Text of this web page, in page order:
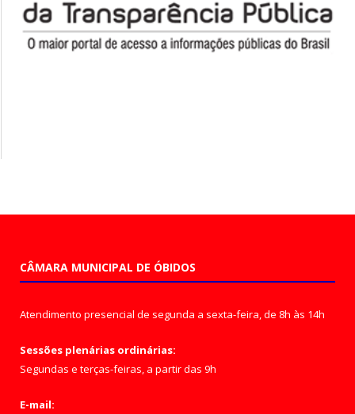
CÂMARA MUNICIPAL DE ÓBIDOS
Atendimento presencial de segunda a sexta-feira, de 8h às 14h
Sessões plenárias ordinárias:
Segundas e terças-feiras, a partir das 9h
E-mail: